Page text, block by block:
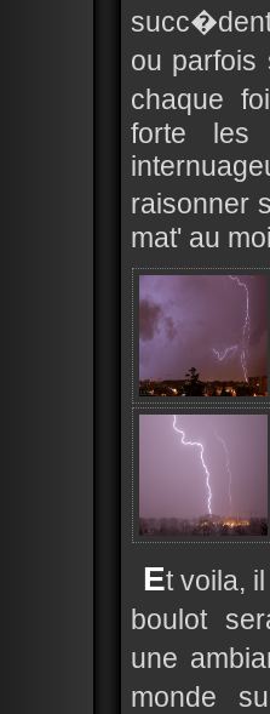
ou
chaque
forte les
raisonner
mat' au
Et voila,
boulot
une
monde